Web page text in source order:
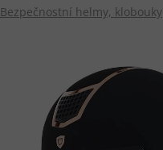
Bezpečnostní helmy, klobouky